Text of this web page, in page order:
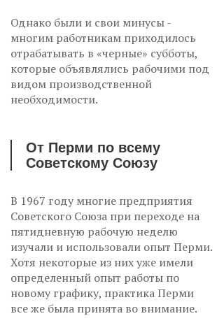
Однако были и свои минусы -
многим работникам приходилось
отрабатывать в «черные» субботы,
которые объявлялись рабочими под
видом производственной
необходимости.
От Перми по всему
Советскому Союзу
В 1967 году многие предприятия
Советского Союза при переходе на
пятидневную рабочую неделю
изучали и использовали опыт Перми.
Хотя некоторые из них уже имели
определенный опыт работы по
новому графику, практика Перми
все же была принята во внимание.